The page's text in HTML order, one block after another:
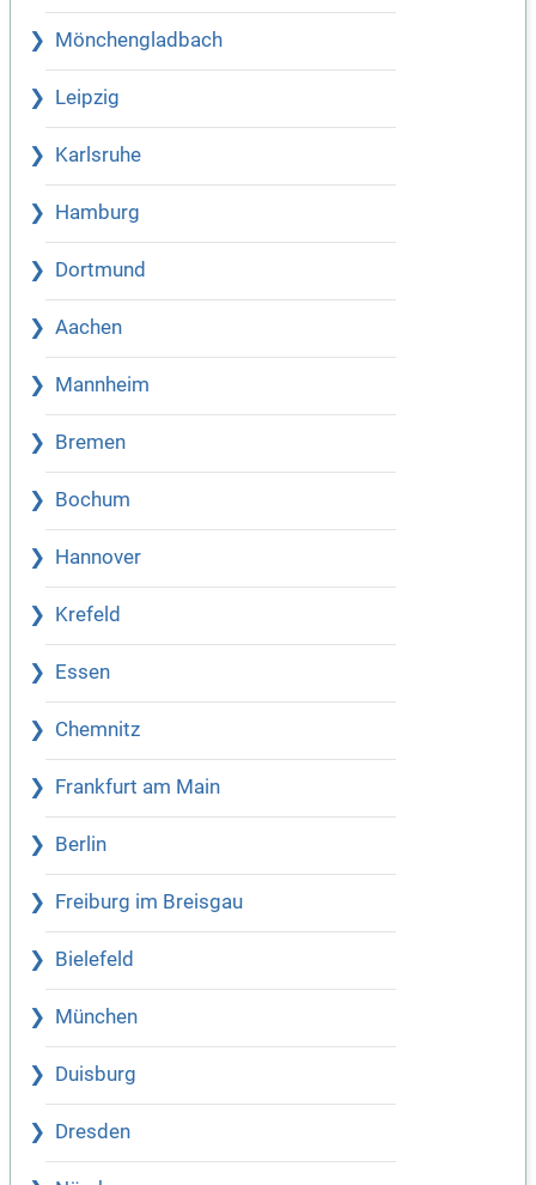
Mönchengladbach
Leipzig
Karlsruhe
Hamburg
Dortmund
Aachen
Mannheim
Bremen
Bochum
Hannover
Krefeld
Essen
Chemnitz
Frankfurt am Main
Berlin
Freiburg im Breisgau
Bielefeld
München
Duisburg
Dresden